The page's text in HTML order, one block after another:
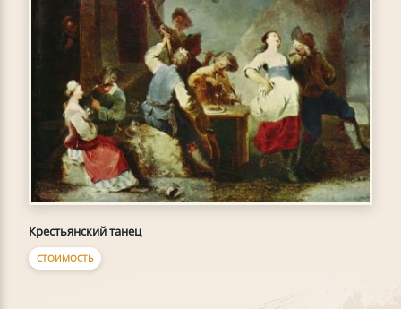
Крестьянский танец
СТОИМОСТЬ